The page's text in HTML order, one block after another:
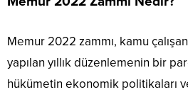
Memur 2022 zammı, kamu
yapılan yıllık düzenlemenin bir
hükümetin ekonomik politikaları